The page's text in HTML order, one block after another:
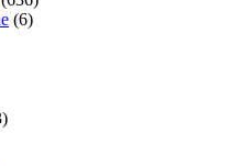
(6)